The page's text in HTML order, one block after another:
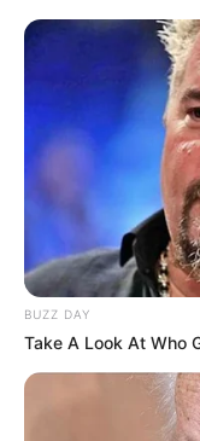
BUZZ DAY
Take A Look At Who